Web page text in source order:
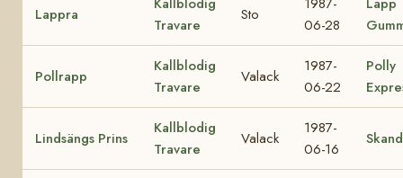
Lappra
Travare
Sto
06-28
Pollrapp
Kallblodig
Travare
Valack
1987-
06-22
Polly
Lindsängs Prins
Kallblodig
Travare
Valack
1987-
06-16